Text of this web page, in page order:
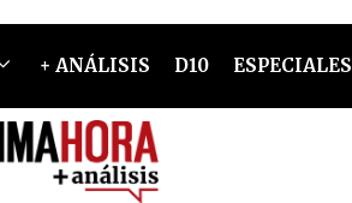
+ ANÁLISIS D10 ESPECIALES